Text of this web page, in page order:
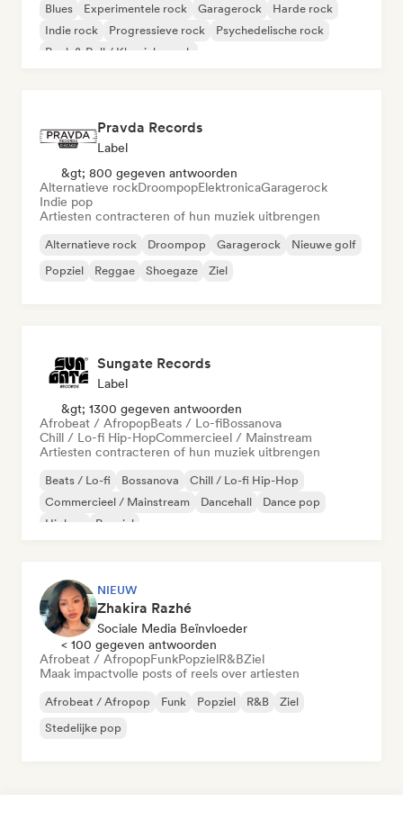
Blues Experimentele rock Garagerock
Harde rock
Indie rock
Progressieve rock
Psychedelische rock
Rock & Roll / Klassieke rock
Pravda Records
Label
&gt; 800 gegeven antwoorden
Alternatieve rockDroompopElektronicaGaragerock
Indie pop
Artiesten contracteren of hun muziek uitbrengen
Alternatieve rock Droompop Garagerock
Nieuwe golf
Popziel
Reggae Shoegaze Ziel
Sungate Records
Label
&gt; 1300 gegeven antwoorden
Afrobeat / AfropopBeats / Lo-fiBossanova
Chill / Lo-fi Hip-HopCommercieel / Mainstream
Artiesten contracteren of hun muziek uitbrengen
Beats / Lo-fi Bossanova
Chill / Lo-fi Hip-Hop
Commercieel / Mainstream
Dancehall
Dance pop
Hiphop
Popziel
NIEUW
Zhakira Razhé
Sociale Media Beïnvloeder
< 100 gegeven antwoorden
Afrobeat / AfropopFunkPopzielR&BZiel
Maak impactvolle posts of reels over artiesten
Afrobeat / Afropop Funk Popziel R&B
Ziel
Stedelijke pop